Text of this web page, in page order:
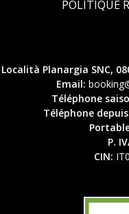
POLITIQUE
Località Planargia SNC,
Email:
Téléphone
Téléphone
P.
CIN: